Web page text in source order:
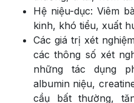
Hệ niệu-dục: Viêm
kinh, khó tiểu, xuất
Các giá trị xét
các thông số xét
những tác dụng
albumin niệu,
cầụ bất thường,